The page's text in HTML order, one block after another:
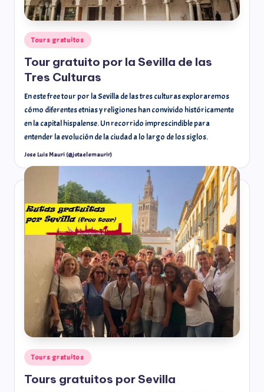
Tours gratuitos
Tour gratuito por la Sevilla de las
Tres Culturas
En este free tour por la Sevilla de las tres culturas exploraremos
cómo diferentes etnias y religiones han convivido históricamente
en la capital hispalense. Un recorrido imprescindible para
entender la evolución de la ciudad a lo largo de los siglos.
Jose Luis Mauri (@jotaelemaurir)
Tours gratuitos
Tours gratuitos por Sevilla